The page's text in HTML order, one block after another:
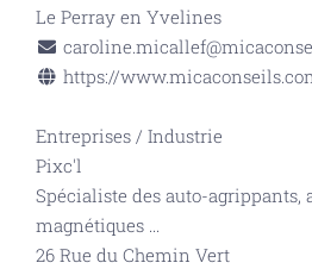
Le Perray en Yvelines
https://
Entreprises / Industrie
Pixc'l
Spécialiste des auto-agrippants,
magnétiques ...
26 Rue du Chemin Vert